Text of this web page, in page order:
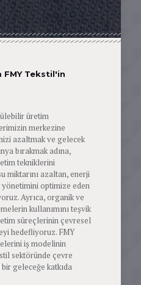
Tekstil'in
üretim
merkezine
azaltmak ve gelecek
bırakmak adına,
tekniklerini
miktarını azaltan, enerji
optimize eden
Ayrıca, organik ve
kullanımını teşvik
süreçlerinin çevresel
hedefliyoruz. FMY
iş modelinin
sektöründe çevre
geleceğe katkıda